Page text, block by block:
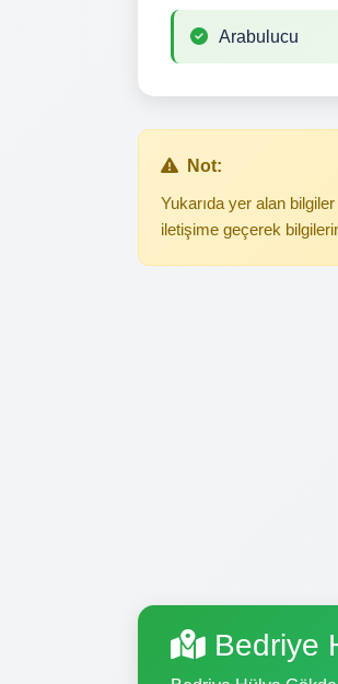
Arabulucu
Not:
Yukarıda yer alan
iletişime geçerek
Bedriye